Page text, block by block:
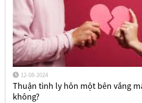
12-08-2024
Thuận tình ly hôn một bên vắng
không?